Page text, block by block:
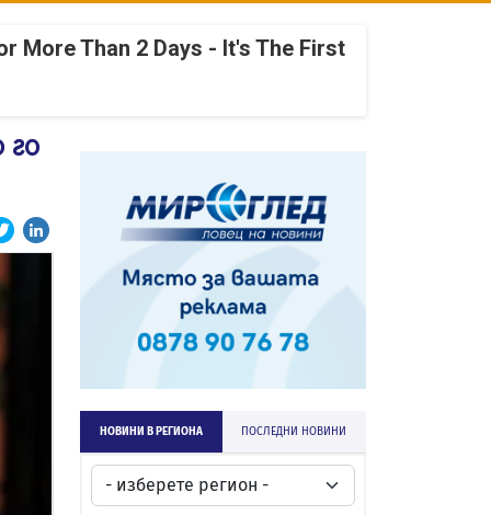
More Than 2 Days - It's The First
го
НОВИНИ В РЕГИОНА ПОСЛЕДНИ НОВИНИ